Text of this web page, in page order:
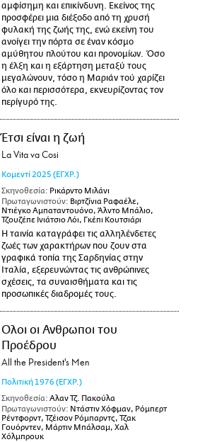
αμφίσημη και επικίνδυνη. Εκείνος της
προσφέρει μια διέξοδο από τη χρυσή
φυλακή της ζωής της, ενώ εκείνη του
ανοίγει την πόρτα σε έναν κόσμο
αμύθητου πλούτου και προνομίων. Όσο
η έλξη και η εξάρτηση μεταξύ τους
μεγαλώνουν, τόσο η Μαριάν τού χαρίζει
όλο και περισσότερα, εκνευρίζοντας τον
περίγυρό της.
Έτσι είναι η ζωή
La Vita va Cosi
Κομεντί 2025 (ΕΓΧΡ.)
Σκηνοθεσία: Ρικάρντο Μιλάνι
Πρωταγωνιστούν: Βιρτζίνια Ραφαέλε,
Ντιέγκο Αμπαταντουόνο, Άλντο Μπάλιο,
Τζουζέπε Ινιάτσιο Λόι, Γκέπι Κουτσιάρι
Η ταινία καταγράφει τις αλληλένδετες
ζωές των χαρακτήρων που ζουν στα
γραφικά τοπία της Σαρδηνίας στην
Ιταλία, εξερευνώντας τις ανθρώπινες
σχέσεις, τα συναισθήματα και τις
προσωπικές διαδρομές τους.
Ολοι οι Ανθρωποι του
Προέδρου
All the President's Men
Πολιτική1976 (ΕΓΧΡ.)
Σκηνοθεσία: Αλαν Τζ. Πακούλα
Πρωταγωνιστούν: Ντάστιν Χόφμαν, Ρόμπερτ
Ρέντφορντ, Τζέισον Ρόμπαρντς, Τζακ
Γουόρντεν, Μάρτιν Μπάλσαμ, Χαλ
Χόλμπρουκ